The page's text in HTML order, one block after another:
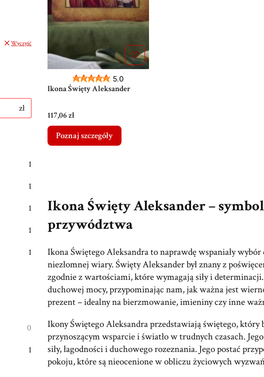
Wyczyść
zł
1
1
1
1
1
0
1
5.0
Ikona Święty Aleksander
Cena
117,06 zł
Poznaj szczegóły
Ikona Święty Aleksander –
przywództwa
Ikona Świętego Aleksandra to naprawdę wspaniały
niezłomnej wiary. Święty Aleksander był znany z
zgodnie z wartościami, które wymagają siły i
duchowej mocy, przypominając nam, jak ważna jest
prezent – idealny na bierzmowanie, imieniny czy inne
Ikony Świętego Aleksandra przedstawiają świętego,
przynoszącym wsparcie i światło w trudnych czasach.
siły, łagodności i duchowego rozeznania. Jego postać
pokoju, które są nieocenione w obliczu życiowych